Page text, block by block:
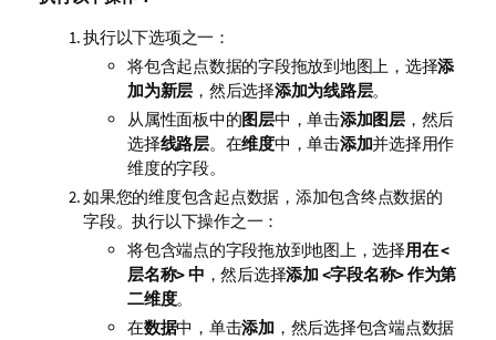
执行以下选项之一：
将包含起点数据的字段拖放到地图上，选择添
加为新层 ，然后选择添加为线路层。
从属性面板中的图层中，单击添加图层，然后
选择线路层。在维度中，单击添加并选择用作
维度的字段。
如果您的维度包含起点数据，添加包含终点数据的
字段。执行以下操作之一：
将包含端点的字段拖放到地图上，选择用在 <
层名称> 中 ，然后选择添加 <字段名称> 作为第
二维度。
在数据中，单击添加 ，然后选择包含端点数据